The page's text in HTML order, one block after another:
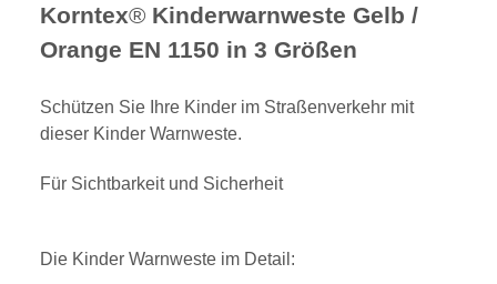
Korntex® Kinderwarnweste Gelb /
Orange EN 1150 in 3 Größen
Schützen Sie Ihre Kinder im Straßenverkehr mit
dieser Kinder Warnweste.
Für Sichtbarkeit und Sicherheit
Die Kinder Warnweste im Detail: